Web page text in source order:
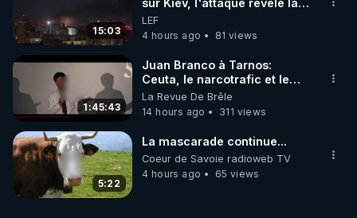
-----------
00:08 – Introduction personnelle
Pascal revient de Guadeloupe, remercie pour les
messages reçus, évoque le programme « Un été
pour se régénérer » et annonce le thème du jour :
sortir de la logique de réparation.
01:18
– Réparer vs régénérer : un malentendu
culturel
15:03
sur Kiev, l'attaque révèle la
faiblesse de Kiev
LEF
4 hours ago
81 views
1:45:43
Juan Branco à Tarnos:
Ceuta, le narcotrafic et le
pouvoir en France
La Revue De Brêle
14 hours ago
311 views
5:22
La mascarade continue...
Coeur de Savoie radioweb TV
4 hours ago
65 views